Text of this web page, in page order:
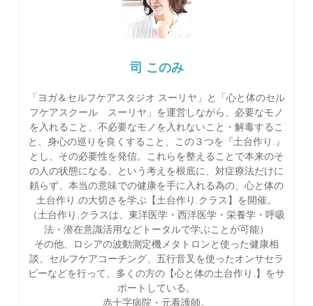
司 このみ
「ヨガ＆セルフケアスタジオ スーリヤ」と「心と体のセル
フケアスクール スーリヤ」を運営しながら、必要なモノ
を入れること、不必要なモノを入れないこと・解毒するこ
と、身心の巡りを良くすること、この３つを『土台作り.』
とし、その必要性を発信。これらを整えることで本来のそ
の人の状態になる、という考えを根底に、対症療法だけに
頼らず、本当の意味での健康を手に入れる為の、心と体の
土台作り.の大切さを学ぶ【土台作り.クラス】を開催。
（土台作り.クラスは、東洋医学・西洋医学・栄養学・呼吸
法・潜在意識活用などトータルで学ぶことが可能）
その他、ロシアの波動測定機メタトロンと使った健康相
談、セルフケアコーチング、五行音叉を使ったオンサセラ
ピーなどを行って、多くの方の【心と体の土台作り.】をサ
ポートしている。
赤十字病院・元看護師。